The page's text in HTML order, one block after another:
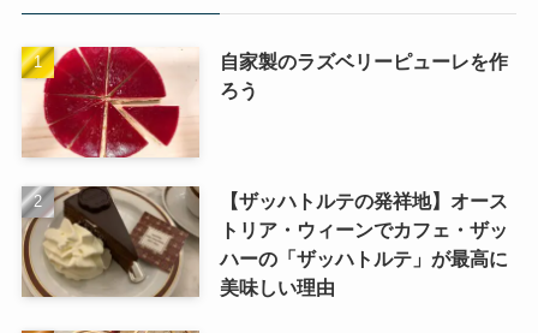
自家製のラズベリーピューレを作
ろう
【ザッハトルテの発祥地】オース
トリア・ウィーンでカフェ・ザッ
ハーの「ザッハトルテ」が最高に
美味しい理由